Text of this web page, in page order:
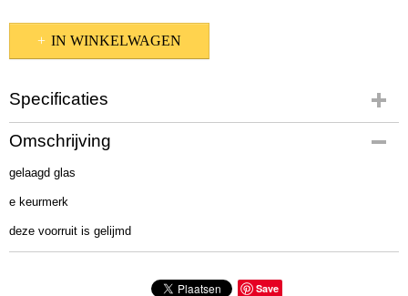
IN WINKELWAGEN
Specificaties
Productcode
321-695
Omschrijving
gelaagd glas
e keurmerk
deze voorruit is gelijmd
Save